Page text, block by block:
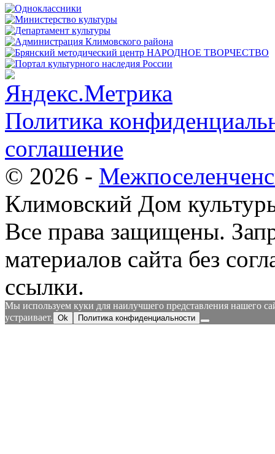
Политика
соглашение
© 2026 -
Климовский Дом
Все права защищены.
материалов сайта без
ссылки.
Мы используем куки для наилучшего представления нашего
устраивает. Ok Политика конфиденциальности